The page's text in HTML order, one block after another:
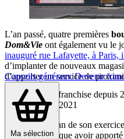
Conseils générauxDevenir
Ma sélection
L’an passé, quatre premières
Dom&Vie ont également vu le
inauguré rue Lafayette, à Paris,
d’implanter de nouveaux
d’apporter un service de
Développé en franchise
agences début 2021
Dressant le bilan de son
Dom&Vieindique avoir apporté